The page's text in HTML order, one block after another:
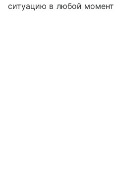
ситуацию в любой